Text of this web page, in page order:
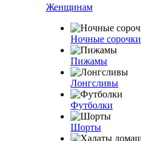
Женщинам
Ночные сорочки
Пижамы
Лонгсливы
Футболки
Шорты